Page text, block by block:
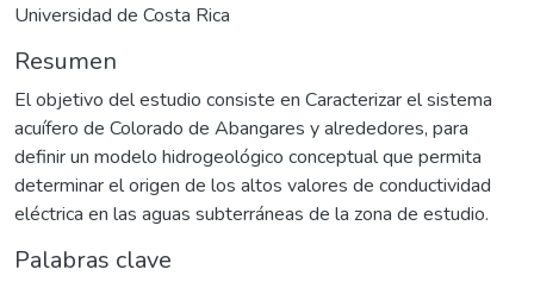
Universidad de Costa Rica
Resumen
El objetivo del estudio consiste en Caracterizar el sistema
acuífero de Colorado de Abangares y alrededores, para
definir un modelo hidrogeológico conceptual que permita
determinar el origen de los altos valores de conductividad
eléctrica en las aguas subterráneas de la zona de estudio.
Palabras clave